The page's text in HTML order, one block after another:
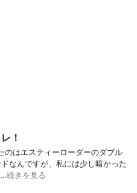
！
のはエスティーローダーのダブル
なんですが、私には少し暗かった
…続きを見る